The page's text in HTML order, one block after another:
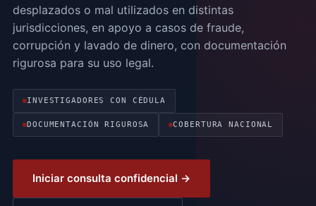
desplazados o mal utilizados en distintas
jurisdicciones, en apoyo a casos de fraude,
corrupción y lavado de dinero, con documentación
rigurosa para su uso legal.
INVESTIGADORES CON CÉDULA
DOCUMENTACIÓN RIGUROSA COBERTURA NACIONAL
Iniciar consulta confidencial →